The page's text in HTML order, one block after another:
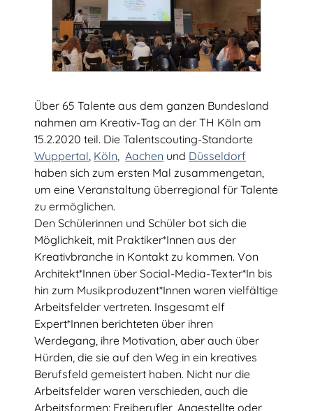
Talentscouting
Eindrücke
Über 65 Talente aus dem ganzen Bundesland
nahmen am Kreativ-Tag an der TH Köln am
15.2.2020 teil. Die Talentscouting-Standorte
Wuppertal Köln ,Aachen und Düsseldorf
haben sich zum ersten Mal zusammengetan,
um eine Veranstaltung überregional für Talente
zu ermöglichen.
Den Schülerinnen und Schüler bot sich die
Möglichkeit, mit Praktiker*Innen aus der
Kreativbranche in Kontakt zu kommen. Von
Architekt*Innen über Social-Media-Texter*In bis
hin zum Musikproduzent*Innen waren vielfältige
Arbeitsfelder vertreten. Insgesamt elf
Expert*Innen berichteten über ihren
Werdegang, ihre Motivation, aber auch über
Hürden, die sie auf den Weg in ein kreatives
Berufsfeld gemeistert haben. Nicht nur die
Arbeitsfelder waren verschieden, auch die
Arbeitsformen: Freiberufler, Angestellte oder